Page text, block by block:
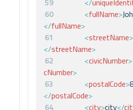
59
</
60
<fullName>
</fullName>
61
<streetName>
</streetName>
62
<civicNumber>
cNumber>
63
<postalCode>
</postalCode>
64
<city>city</